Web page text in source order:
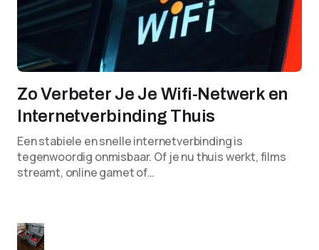
Zo Verbeter Je Je Wifi-Netwerk en
Internetverbinding Thuis
Een stabiele en snelle internetverbinding is
tegenwoordig onmisbaar. Of je nu thuis werkt, films
streamt, online gamet of…